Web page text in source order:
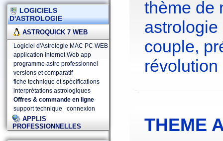
LOGICIELS
D'ASTROLOGIE
ASTROQUICK 7 WEB
Logiciel d'Astrologie MAC PC WEB
application internet Web app
programme astro professionnel
versions et comparatif
fiche technique et spécifications
interprétations astrologiques
Offres & commande en ligne
support technique
connexion
APPLIS
PROFESSIONNELLES
thème de
couple,
THEME